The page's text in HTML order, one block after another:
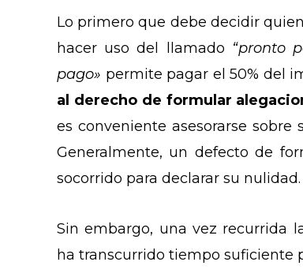
Lo primero que debe decidir
hacer uso del llamado “pronto
pago» permite pagar el 50% del
al derecho de formular
es conveniente asesorarse
Generalmente, un defecto de
socorrido para declarar su nulidad.
Sin embargo, una vez recurrida
ha transcurrido tiempo suficiente